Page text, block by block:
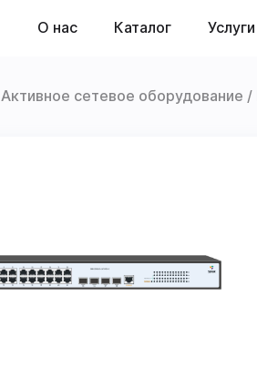
О нас Каталог Услуги
Активное сетевое оборудование